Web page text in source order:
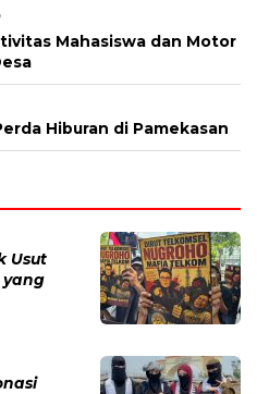
Mahasiswa dan Motor
Hiburan di Pamekasan
Usut
yang